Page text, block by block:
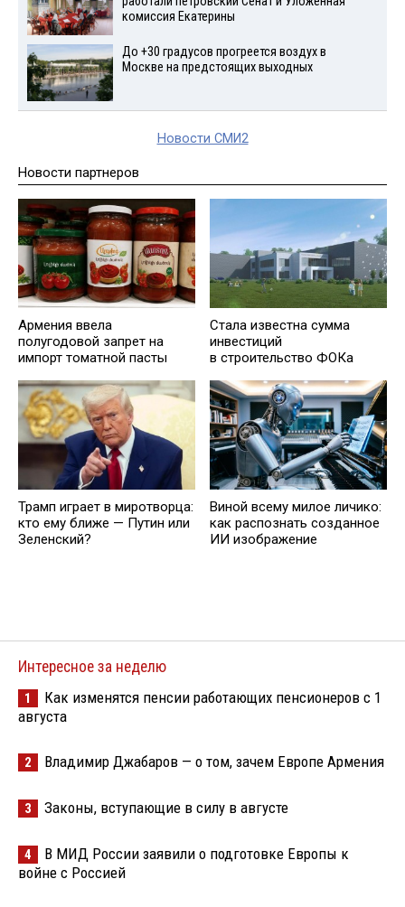
комиссия Екатерины
До +30 градусов прогреется воздух в
Москве на предстоящих выходных
Новости СМИ2
Новости партнеров
Армения ввела
полугодовой запрет на
импорт томатной пасты
Стала известна сумма
инвестиций
в строительство ФОКа
Трамп играет в миротворца:
кто ему ближе — Путин или
Зеленский?
Виной всему милое личико:
как распознать созданное
ИИ изображение
Интересное за неделю
1
Как изменятся пенсии работающих пенсионеров с 1
августа
2 Владимир Джабаров — о том, зачем Европе Армения
3 Законы, вступающие в силу в августе
4
В МИД России заявили о подготовке Европы к
войне с Россией